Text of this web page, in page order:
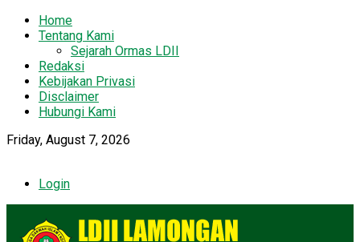
Home
Tentang Kami
Sejarah Ormas LDII
Redaksi
Kebijakan Privasi
Disclaimer
Hubungi Kami
Friday, August 7, 2026
Login